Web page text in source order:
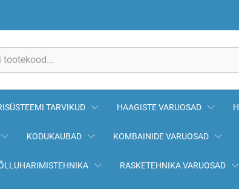
TARVIKUD HAAGISTE VARUOSAD
KODUKAUBAD KOMBAINIDE VARUOSAD
RASKETEHNIKA VARUOSAD